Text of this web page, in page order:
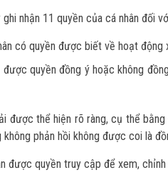
nhận 11 quyền của cá nhân đối
có quyền được biết về hoạt động
được quyền đồng ý hoặc không
được thể hiện rõ ràng, cụ thể
phản hồi không được coi là
được quyền truy cập để xem,